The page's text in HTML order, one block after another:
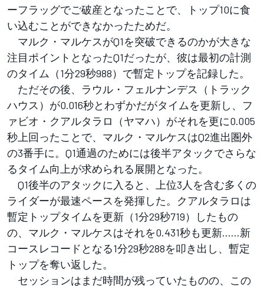
ーフラッグでご破産となったことで、トップ10に食
い込むことができなかったためだ。
マルク・マルケスがQ1を突破できるのかが大きな
注目ポイントとなったQ1だったが、彼は最初の計測
のタイム（1分29秒988）で暫定トップを記録した。
ただその後、ラウル・フェルナンデス（トラック
ハウス）が0.016秒とわずかだがタイムを更新し、フ
ァビオ・クアルタラロ（ヤマハ）がそれを更に0.005
秒上回ったことで、マルク・マルケスはQ2進出圏外
の3番手に。Q1通過のためには後半アタックでさらな
るタイム向上が求められる展開となった。
Q1後半のアタックに入ると、上位3人を含む多くの
ライダーが最速ペースを発揮した。クアルタラロは
暫定トップタイムを更新（1分29秒719）したもの
の、マルク・マルケスはそれを0.431秒も更新……新
コースレコードとなる1分29秒288を叩き出し、暫定
トップを奪い返した。
セッションはまだ時間が残っていたものの、この